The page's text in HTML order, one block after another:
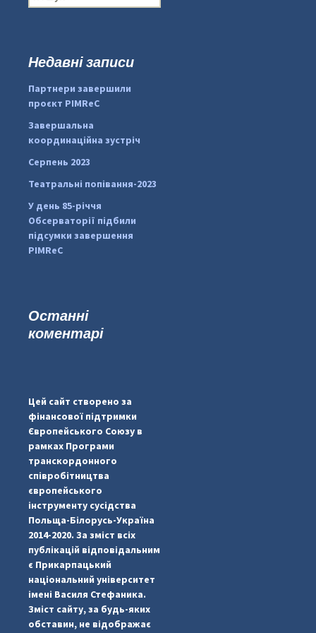
#PipIvanToday
pimrec_project
о
:Недавні записи
Партнери завершили
проєкт PIMReC
Завершальна
координаційна зустріч
Серпень 2023
Театральні попівання-2023
У день 85-річчя
Обсерваторії підбили
підсумки завершення
PIMReC
Останні
коментарі
Цей сайт створено за
фінансової підтримки
Європейського Союзу в
рамках Програми
транскордонного
співробітництва
європейського
інструменту сусідства
Польща-Білорусь-Україна
2014-2020. За зміст всіх
публікацій відповідальним
є Прикарпацький
національний університет
імені Василя Стефаника.
Зміст сайту, за будь-яких
обставин, не відображає